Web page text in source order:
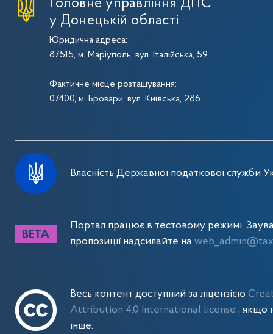
Головне управління ДПС
у Донецькій області
Юридична адреса:
87515, м. Маріуполь, вул. Італійська, 59
Фактичне місце розташування:
07400, м. Бровари, вул. Київська, 286
Власність Державної податкової служби
Портал працює в тестовому режимі.
пропозиції надсилайте на
Весь контент доступний за ліцензією
Attribution 4.0 International license , якщо
інше.